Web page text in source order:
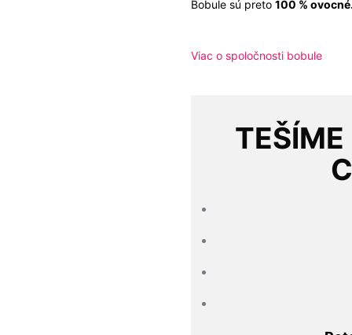
Bobule sú preto 100 %
Viac o spoločnosti bobule